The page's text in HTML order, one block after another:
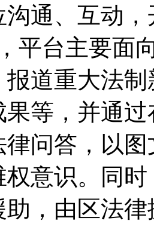
通、互动
平台主要面
道重大法
果等，并通
律问答，以
意识。同
助，由区法